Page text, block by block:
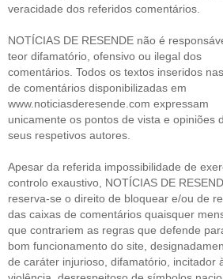
veracidade dos referidos comentários.
NOTÍCIAS DE RESENDE não é
teor difamatório, ofensivo ou ilegal dos
comentários. Todos os textos inseridos
de comentários disponibilizadas em
www.noticiasderesende.com expressam
unicamente os pontos de vista e opiniões
seus respetivos autores.
Apesar da referida impossibilidade de
controlo exaustivo, NOTÍCIAS DE
reserva-se o direito de bloquear e/ou de
das caixas de comentários quaisquer
que contrariem as regras que defende
bom funcionamento do site,
de caráter injurioso, difamatório, incitador